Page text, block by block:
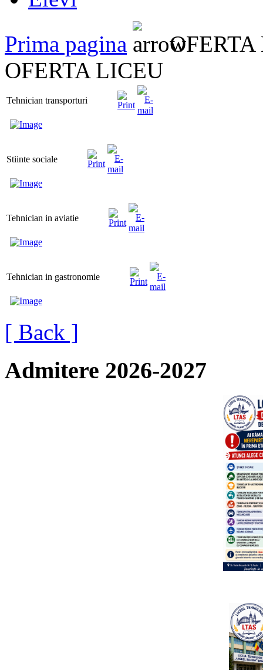
Prima pagina
OFERTA
OFERTA LICEU
Tehnician transporturi
Stiinte sociale
Tehnician in aviatie
Tehnician in gastronomie
[ Back ]
Admitere 2026-2027